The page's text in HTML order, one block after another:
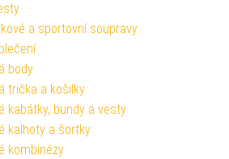
a sportovní soupravy
body
trička a košilky
kabátky, bundy a vesty
kalhoty a šortky
kombinézy